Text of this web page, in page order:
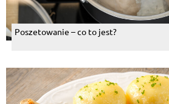
Poszetowanie – co to jest?